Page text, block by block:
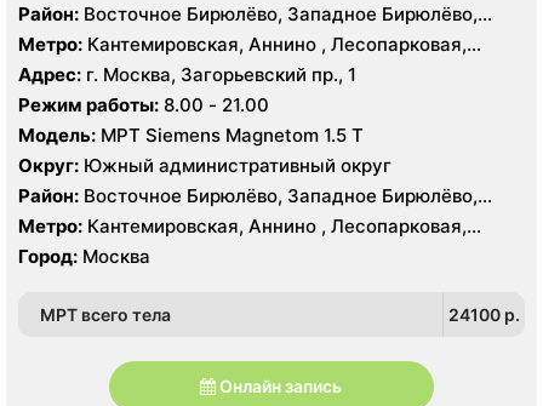
Район: Восточное Бирюлёво, Западное Бирюлёво,
Москворечье-Сабурово, Северное Орехово-Борисово,
Южное Орехово-Борисово, Царицыно, Северное
Чертаново, Центральное Чертаново, Южное Чертаново
, Южное Чертаново , Северное Бутово
Метро: Кантемировская, Аннино , Лесопарковая,
Пражская, Улица Академика Янгеля, Улица
Старокачаловская, Царицыно, Южная
Адрес: г. Москва, Загорьевский пр., 1
Режим работы: 8.00 - 21.00
Модель: МРТ Siemens Magnetom 1.5 Т
Округ: Южный административный округ
Район: Восточное Бирюлёво, Западное Бирюлёво,
Москворечье-Сабурово, Северное Орехово-Борисово,
Южное Орехово-Борисово, Царицыно, Северное
Чертаново, Центральное Чертаново, Южное Чертаново
Метро: Кантемировская, Аннино , Лесопарковая,
Пражская, Улица Академика Янгеля, Улица
Старокачаловская, Царицыно, Южная
Город: Москва
МРТ всего тела 24100 p.
Онлайн запись